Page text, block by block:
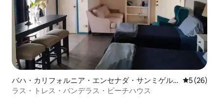
バハ・カリフォルニア・エンセナダ・サンミゲル
ビーチの一軒家
レビュー
5 (26)
ラス・トレス・バンデラス・ビーチハウス